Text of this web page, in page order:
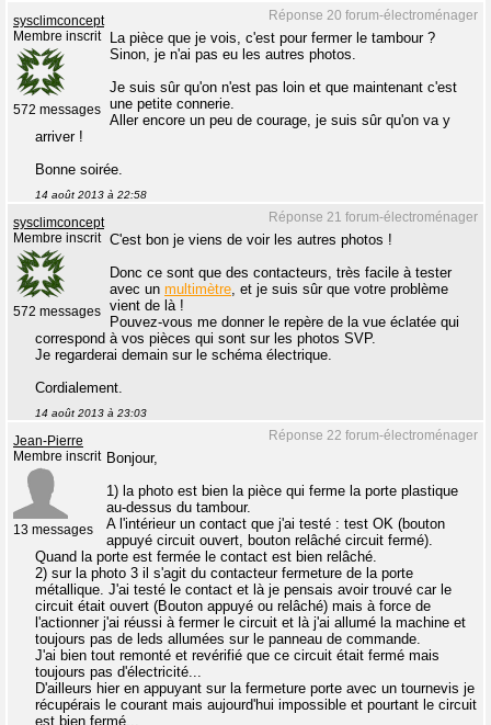
Réponse 20 forum-électroménager
sysclimconcept
Membre inscrit
572 messages
La pièce que je vois, c'est pour fermer le tambour ?
Sinon, je n'ai pas eu les autres photos.
Je suis sûr qu'on n'est pas loin et que maintenant c'est
une petite connerie.
Aller encore un peu de courage, je suis sûr qu'on va y
arriver !
Bonne soirée.
14 août 2013 à 22:58
Réponse 21 forum-électroménager
sysclimconcept
Membre inscrit
572 messages
C'est bon je viens de voir les autres photos !
Donc ce sont que des contacteurs, très facile à tester
avec un multimètre , et je suis sûr que votre problème
vient de là !
Pouvez-vous me donner le repère de la vue éclatée qui
correspond à vos pièces qui sont sur les photos SVP.
Je regarderai demain sur le schéma électrique.
Cordialement.
14 août 2013 à 23:03
Réponse 22 forum-électroménager
Jean-Pierre
Membre inscrit
13 messages
Bonjour,
1) la photo est bien la pièce qui ferme la porte plastique
au-dessus du tambour.
A l'intérieur un contact que j'ai testé : test OK (bouton
appuyé circuit ouvert, bouton relâché circuit fermé).
Quand la porte est fermée le contact est bien relâché.
2) sur la photo 3 il s'agit du contacteur fermeture de la porte
métallique. J'ai testé le contact et là je pensais avoir trouvé car le
circuit était ouvert (Bouton appuyé ou relâché) mais à force de
l'actionner j'ai réussi à fermer le circuit et là j'ai allumé la machine et
toujours pas de leds allumées sur le panneau de commande.
J'ai bien tout remonté et revérifié que ce circuit était fermé mais
toujours pas d'électricité...
D'ailleurs hier en appuyant sur la fermeture porte avec un tournevis je
récupérais le courant mais aujourd'hui impossible et pourtant le circuit
est bien fermé...